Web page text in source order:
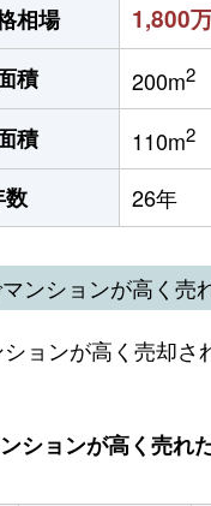
相場
1,800
積 200m2
積 110m2
数 26年
ンションが高く売
ョンが高く売却さ
ションが高く売れ